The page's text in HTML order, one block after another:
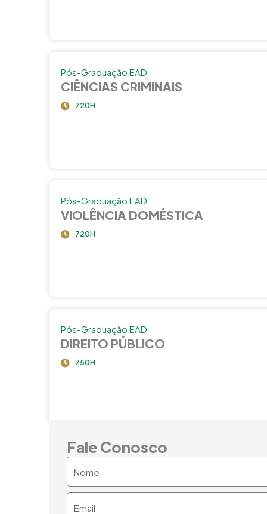
Pós-Graduação EAD
CIÊNCIAS CRIMINAIS
720H
Pós-Graduação EAD
VIOLÊNCIA DOMÉSTICA
720H
Pós-Graduação EAD
DIREITO PÚBLICO
750H
Fale Conosco